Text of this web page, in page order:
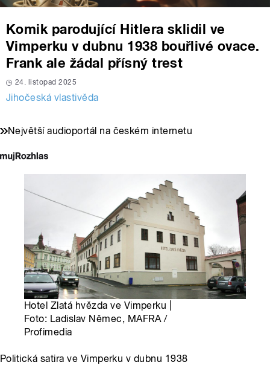
Komik parodující Hitlera sklidil ve
Vimperku v dubnu 1938 bouřlivé ovace.
Frank ale žádal přísný trest
24. listopad 2025
Jihočeská vlastivěda
Největší audioportál na českém internetu
Hotel Zlatá hvězda ve Vimperku |
Foto: Ladislav Němec, MAFRA /
Profimedia
Politická satira ve Vimperku v dubnu 1938